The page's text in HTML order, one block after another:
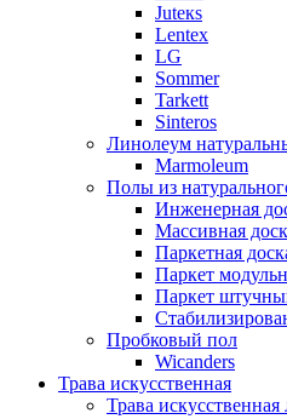
Juteкs
Lentex
LG
Sommer
Tarkett
Sinteros
Линолеум
Marmoleum
Полы из
Инженерная
Массивная
Паркетная
Паркет
Паркет
Пробковый пол
Wicanders
Трава искусственная
Трава